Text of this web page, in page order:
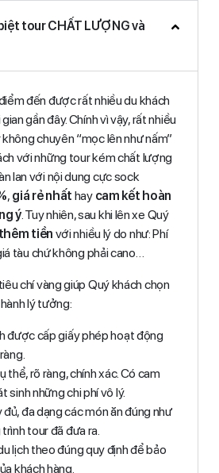
tour CHẤT LƯỢNG và
đến được rất nhiều du khách
gần đây. Chính vì vậy, rất nhiều
chuyên “mọc lên như nấm”
với những tour kém chất lượng
lan với nội dung cực sock
, giá rẻ nhất haycam kết hoàn
ý. Tuy nhiên, sau khi lên xe Quý
tiền với nhiều lý do như: Phí
tàu chứ không phải cano…
chí vàng giúp Quý khách chọn
lý tưởng:
được cấp giấy phép hoạt động
thể, rõ ràng, chính xác. Có cam
sinh những chi phí vô lý.
đa dạng các món ăn đúng như
tour đã đưa ra.
lịch theo đúng quy định để bảo
khách hàng.